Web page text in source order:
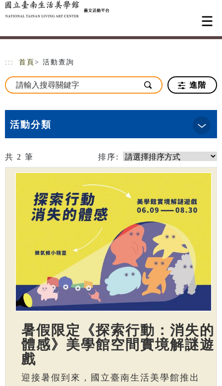
跳到主要內容
網站導覽
::: 首頁 > 活動查詢
進階
活動分類
共 2 筆 排序:
暑假限定《探索行動：消失的
體感》美學館空間實境解謎遊
戲
迎接暑假到來，國立臺南生活美學館推出